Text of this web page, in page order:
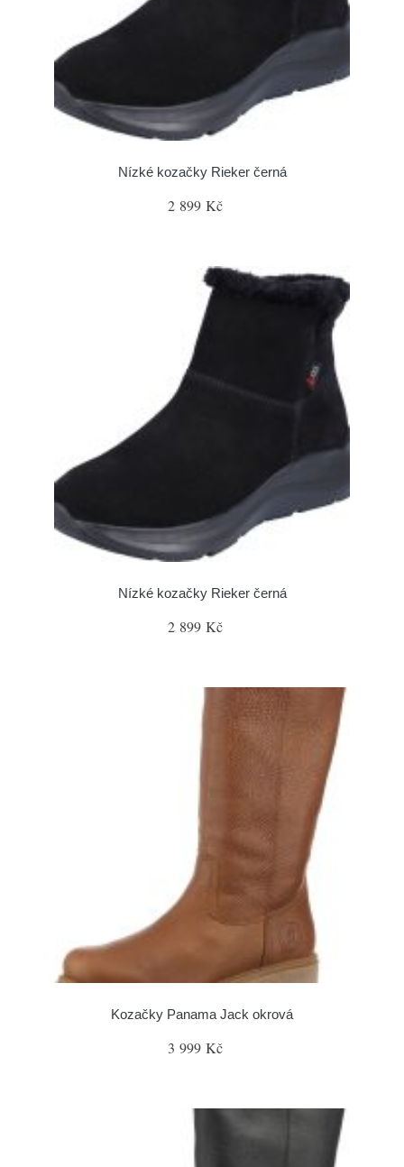
Nízké kozačky Rieker černá
2 899 Kč
Nízké kozačky Rieker černá
2 899 Kč
Kozačky Panama Jack okrová
3 999 Kč